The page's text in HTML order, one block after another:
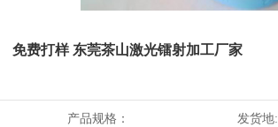
免费打样 东莞茶山激光镭射加工厂家
产品规格： 发货地: